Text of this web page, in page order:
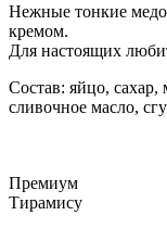
Нежные тонкие
кремом.
Для настоящих
Состав: яйцо, сахар,
сливочное масло,
Премиум
Тирамису